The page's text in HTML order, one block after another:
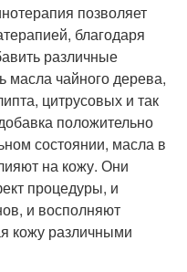
позволяет
благодаря
различные
чайного дерева,
цитрусовых и так
положительно
состоянии, масла в
на кожу. Они
процедуры, и
и восполняют
кожу различными